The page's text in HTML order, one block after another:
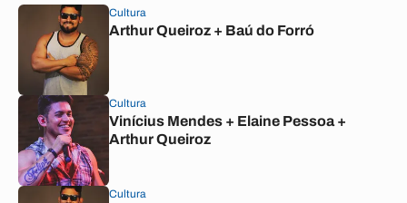
Cultura
Arthur Queiroz + Baú do Forró
Cultura
Vinícius Mendes + Elaine Pessoa +
Arthur Queiroz
Cultura